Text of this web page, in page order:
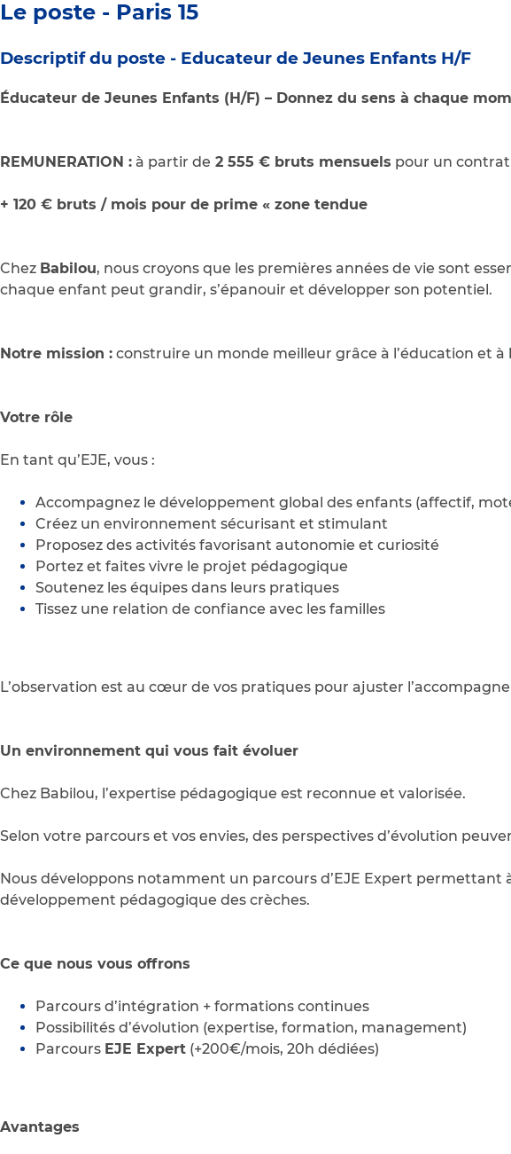
Le poste - Paris 15
Descriptif du poste - Educateur de Jeunes Enfants H/F
Éducateur de Jeunes Enfants (H/F) – Donnez du sens à chaque
REMUNERATION : à partir de 2 555 € bruts mensuels pour un contrat
+ 120 € bruts / mois pour de prime « zone tendue
Chez Babilou, nous croyons que les premières années de vie sont
chaque enfant peut grandir, s’épanouir et développer son potentiel.
Notre mission : construire un monde meilleur grâce à l’éducation et
Votre rôle
En tant qu’EJE, vous :
Accompagnez le développement global des enfants (affectif,
Créez un environnement sécurisant et stimulant
Proposez des activités favorisant autonomie et curiosité
Portez et faites vivre le projet pédagogique
Soutenez les équipes dans leurs pratiques
Tissez une relation de confiance avec les familles
L’observation est au cœur de vos pratiques pour ajuster
Un environnement qui vous fait évoluer
Chez Babilou, l’expertise pédagogique est reconnue et valorisée.
Selon votre parcours et vos envies, des perspectives d’évolution
Nous développons notamment un parcours d’EJE Expert
développement pédagogique des crèches.
Ce que nous vous offrons
Parcours d’intégration + formations continues
Possibilités d’évolution (expertise, formation, management)
Parcours EJE Expert (+200€/mois, 20h dédiées)
Avantages